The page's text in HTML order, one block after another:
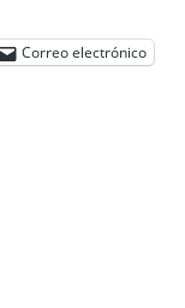
Correo electrónico